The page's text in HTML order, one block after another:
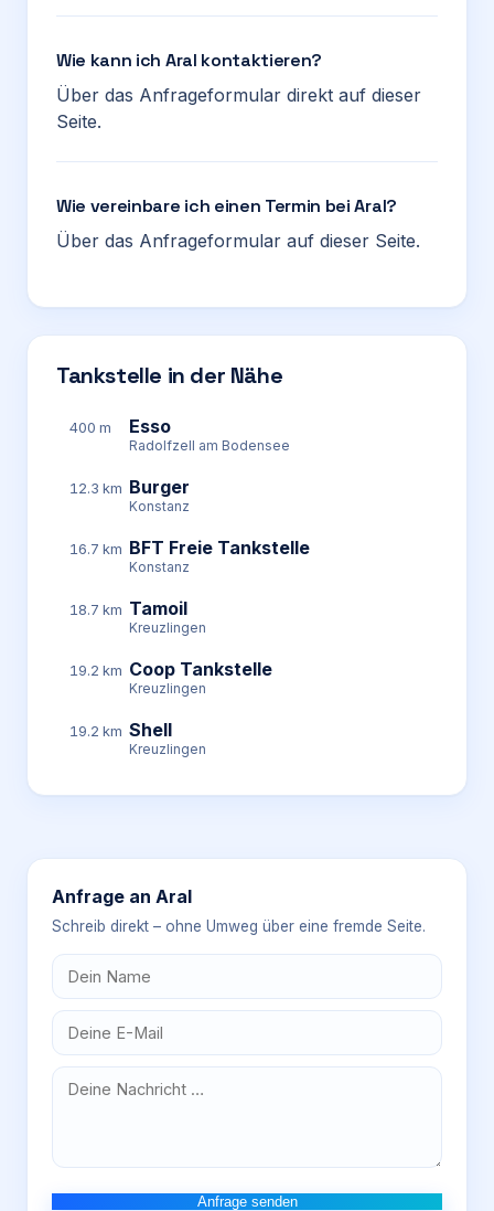
Wie kann ich Aral kontaktieren?
Über das Anfrageformular direkt auf dieser
Seite.
Wie vereinbare ich einen Termin bei Aral?
Über das Anfrageformular auf dieser Seite.
Tankstelle in der Nähe
400 m Esso
Radolfzell am Bodensee
12.3 km Burger
Konstanz
16.7 km BFT Freie Tankstelle
Konstanz
18.7 km Tamoil
Kreuzlingen
19.2 km Coop Tankstelle
Kreuzlingen
19.2 km Shell
Kreuzlingen
Anfrage an Aral
Schreib direkt – ohne Umweg über eine fremde Seite.
Anfrage senden